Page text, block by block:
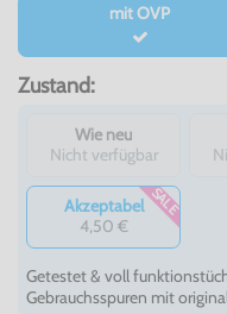
mit OVP
Zustand:
Wie neu
Nicht verfügbar
Akzeptabel
4,50 €
SALE
Getestet & voll
Gebrauchsspuren mit